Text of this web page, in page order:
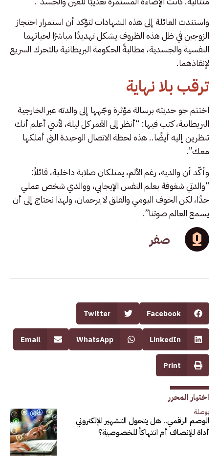
واستندت العائلة إلى هذه الشهادات لتؤكد أن استمرار احتجاز
الزوجين في ظل هذه الظروف يشكل تهديدًا مباشرًا لحياتهما
النفسية والجسدية، مطالبةً الحكومة البريطانية بالتحرك السريع
لإنقاذهما.
ترقب بلا نهاية
اختتم جو حديثه برسالة مؤثرة وجّهها إلى والدته عبر الخارجية
البريطانية، كتب فيها: “أنظر إلى القمر كل ليلة، لأنني أعلم أنك
تنظرين إليه أيضًا.. هذه لحظة الاتصال الوحيدة التي أملكها
معك”.
وأكّد أن والديه، رغم الألم، يمتلكان صلابة داخلية، قائلاً:
“والدتي شغوفة بعلم النفس الإيجابي، ووالدي شخص عملي
جدًا، لكن الخوف اليومي والقلق لا يرحمان، ولهذا نحتاج إلى أن
يسمع العالم صوتنا”.
صفر
Facebook
Twitter
LinkedIn
WhatsApp
Email
Print
اختيار المحرر
بوصلة
الوصم الرقمي.. هل يتحول التشهير الإلكتروني
أداة للإنصاف أم انتهاكاً للخصوصية؟